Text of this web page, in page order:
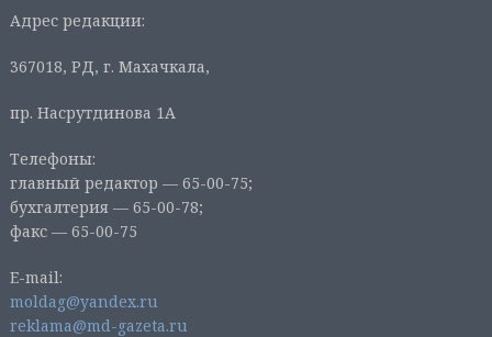
Адрес редакции:
367018, РД, г. Махачкала,
пр. Насрутдинова 1А
Телефоны:
главный редактор — 65-00-75;
бухгалтерия — 65-00-78;
факс — 65-00-75
E-mail:
moldag@yandex.ru
reklama@md-gazeta.ru